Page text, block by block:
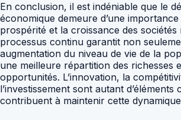
En conclusion, il est indéniable que le
économique demeure d’une
prospérité et la croissance des sociétés
processus continu garantit non
augmentation du niveau de vie de la
une meilleure répartition des richesses
opportunités. L’innovation, la
l’investissement sont autant d’éléments
contribuent à maintenir cette